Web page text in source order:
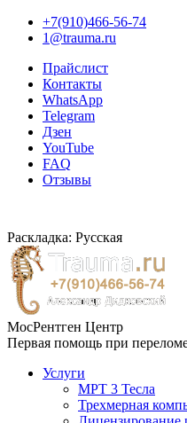
+7(910)466-56-74
1@trauma.ru
Прайслист
Контакты
WhatsApp
Telegram
Дзен
YouTube
FAQ
Отзывы
Раскладка: Русская
МосРентген Центр
Первая помощь при
Услуги
МРТ 3 Тесла
Трехмерная